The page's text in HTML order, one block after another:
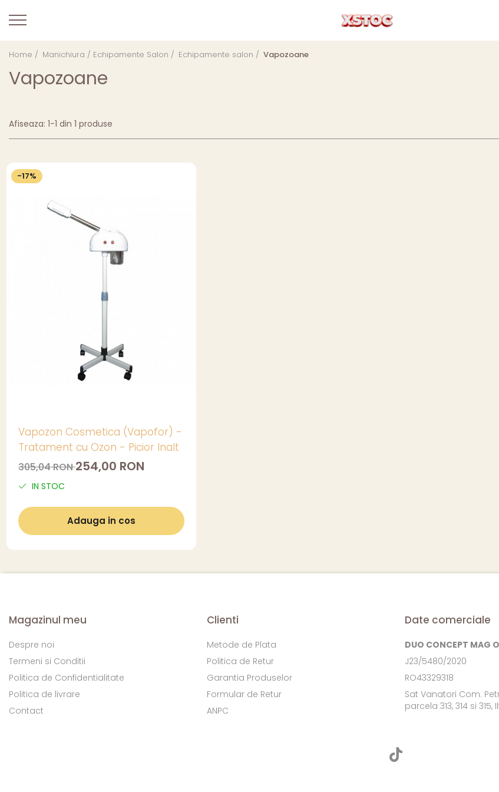
Home / Manichiura / Echipamente Salon / Echipamente salon / Vapozoane
Vapozoane
Afiseaza: 1-1 din 1 produse
-17%
Vapozon Cosmetica (Vapofor) -
Tratament cu Ozon - Picior Inalt
305,04 RON254,00 RON
IN STOC
Adauga in cos
Magazinul meu
Despre noi
Termeni si Conditii
Politica de Confidentialitate
Politica de livrare
Contact
Clienti
Metode de Plata
Politica de Retur
Garantia Produselor
Formular de Retur
ANPC
Date comerciale
DUO CONCEPT MAG
J23/5480/2020
RO43329318
Sat Vanatori Com.
parcela 313, 314 si 315,